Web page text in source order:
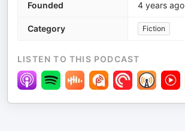
Founded 4 years ago
Category Fiction
LISTEN TO THIS PODCAST